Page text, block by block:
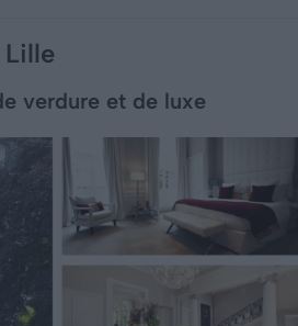
Lille
verdure et de luxe